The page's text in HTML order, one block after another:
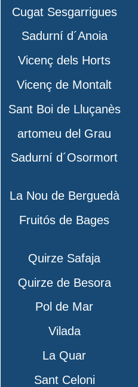
Cugat Sesgarrigues
Sadurní d´Anoia
Vicenç dels Horts
Vicenç de Montalt
Sant Boi de Lluçanès
artomeu del Grau
Sadurní d´Osormort
La Nou de Berguedà
Fruitós de Bages
Quirze Safaja
Quirze de Besora
Pol de Mar
Vilada
La Quar
Sant Celoni